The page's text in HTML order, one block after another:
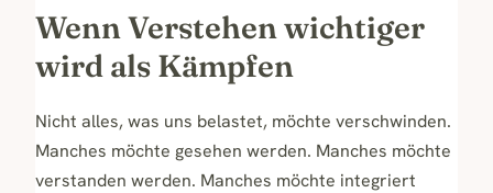
Wenn Verstehen wichtiger
wird als Kämpfen
Nicht alles, was uns belastet, möchte verschwinden.
Manches möchte gesehen werden. Manches möchte
verstanden werden. Manches möchte integriert